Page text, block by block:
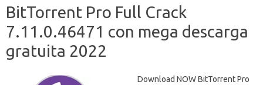
BitTorrent Pro Full Crack
7.11.0.46471 con mega descarga
gratuita 2022
Download NOW BitTorrent Pro